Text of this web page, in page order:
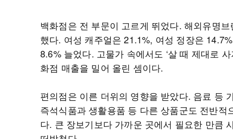
백화점은 전 부문이 고르게 뛰었다. 해외유명
했다. 여성 캐주얼은 21.1%, 여성 정장은
8.6% 늘었다. 고물가 속에서도 ‘살 때 제대로
화점 매출을 밀어 올린 셈이다.
편의점은 이른 더위의 영향을 받았다. 음료 등
즉석식품과 생활용품 등 다른 상품군도 전반적
다. 큰 장보기보다 가까운 곳에서 필요한 만큼